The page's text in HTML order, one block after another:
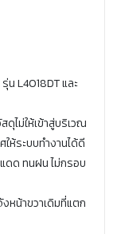
น L4018DT และ
ไม่ให้เข้าสู่บริเวณ
ห้ระบบทำงานได้ดี
ด ทนฝน ไม่กรอบ
หน้าขวาเดิมที่แตก